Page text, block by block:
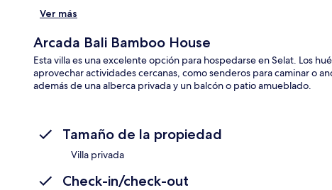
Ver más
Arcada Bali Bamboo House
Esta villa es una excelente opción para hospedarse en Selat. Los
aprovechar actividades cercanas, como senderos para caminar o
además de una alberca privada y un balcón o patio amueblado.
Tamaño de la propiedad
Villa privada
Check-in/check-out